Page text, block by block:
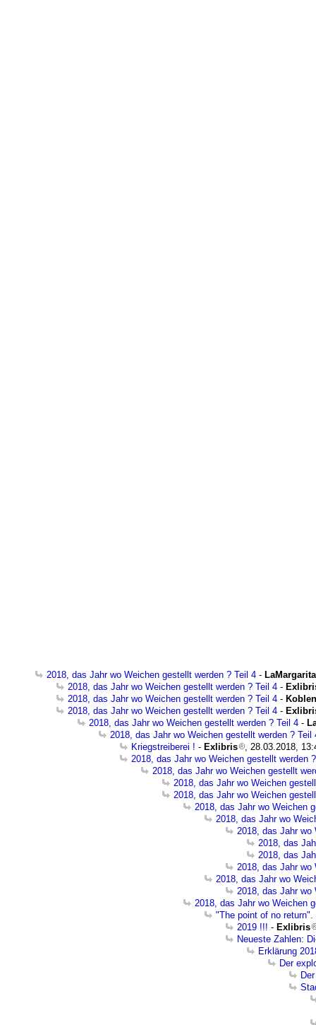
2018, das Jahr wo Weichen gestellt werden ? Teil 4 - LaMargarita
2018, das Jahr wo Weichen gestellt werden ? Teil 4 -
2018, das Jahr wo Weichen gestellt werden ? Teil 4 -
2018, das Jahr wo Weichen gestellt werden ? Teil 4 -
2018, das Jahr wo Weichen gestellt werden ? Teil 4 -
2018, das Jahr wo Weichen gestellt werden ? Teil
Kriegstreiberei ! - Exlibris
, 28.03.2018,
2018, das Jahr wo Weichen gestellt werden
2018, das Jahr wo Weichen gestellt
2018, das Jahr wo Weichen
2018, das Jahr wo Weichen
2018, das Jahr wo Weichen
2018, das Jahr wo
2018, das Jahr wo
2018, das
2018, das
2018, das Jahr wo
2018, das Jahr wo
2018, das Jahr wo
2018, das Jahr wo Weichen
"The point of no return".
2019 !!! - Exlibris
Neueste Zahlen:
Erklärung
Der